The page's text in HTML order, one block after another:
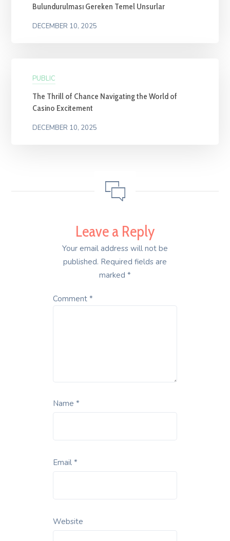
Bulundurulması Gereken Temel Unsurlar
DECEMBER 10, 2025
PUBLIC
The Thrill of Chance Navigating the World of
Casino Excitement
DECEMBER 10, 2025
Leave a Reply
Your email address will not be
published. Required fields are
marked *
Comment*
Name*
Email*
Website